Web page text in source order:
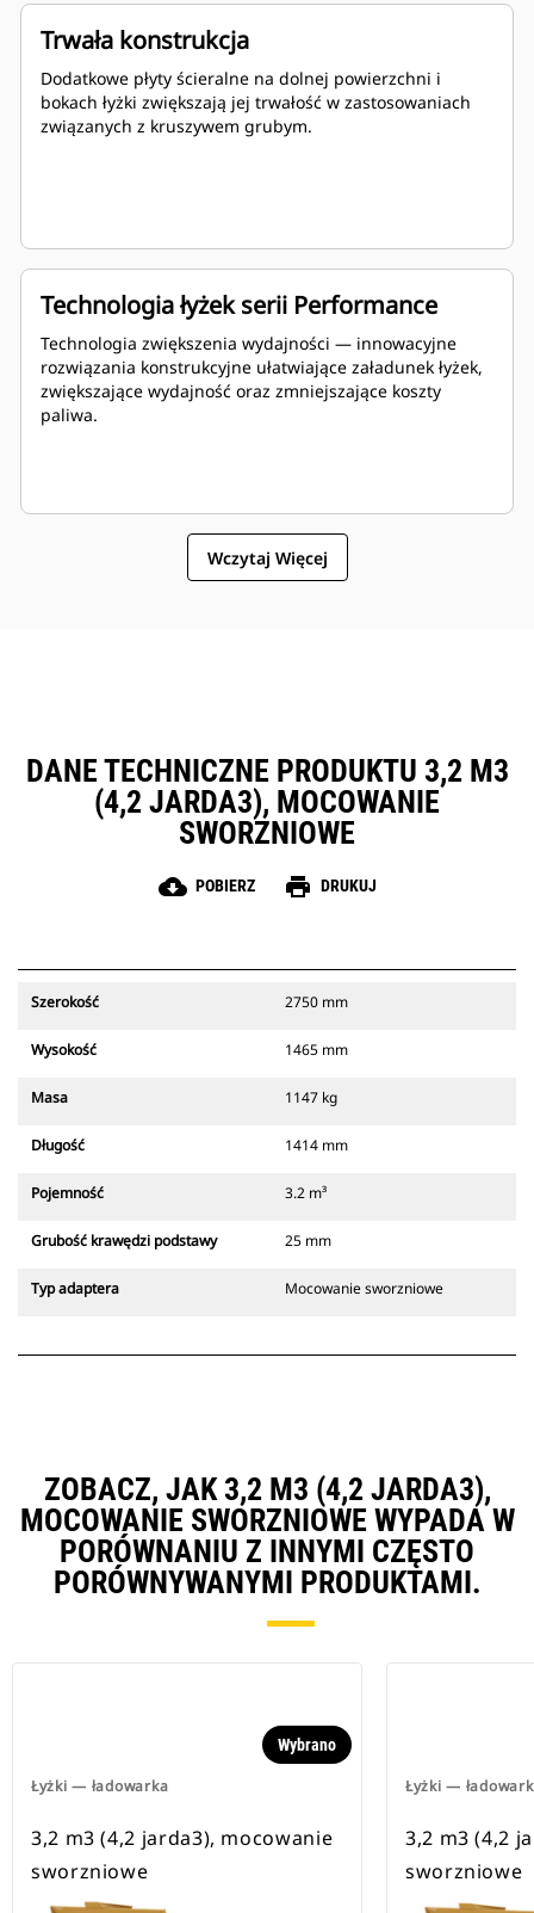
Trwała konstrukcja
Dodatkowe płyty ścieralne na dolnej powierzchni i
bokach łyżki zwiększają jej trwałość w zastosowaniach
związanych z kruszywem grubym.
Technologia łyżek serii Performance
Technologia zwiększenia wydajności — innowacyjne
rozwiązania konstrukcyjne ułatwiające załadunek łyżek,
zwiększające wydajność oraz zmniejszające koszty
paliwa.
Wczytaj Więcej
DANE TECHNICZNE PRODUKTU 3,2 M3
(4,2 JARDA3), MOCOWANIE
SWORZNIOWE
cloud_download POBIERZ print DRUKUJ
Szerokość 2750 mm
Wysokość 1465 mm
Masa 1147 kg
Długość 1414 mm
Pojemność 3.2 m³
Grubość krawędzi podstawy 25 mm
Typ adaptera Mocowanie sworzniowe
ZOBACZ, JAK 3,2 M3 (4,2 JARDA3),
MOCOWANIE SWORZNIOWE WYPADA W
PORÓWNANIU Z INNYMI CZĘSTO
PORÓWNYWANYMI PRODUKTAMI.
Łyżki — ładowarka
Wybrano
3,2 m3 (4,2 jarda3), mocowanie
sworzniowe
Łyżki —
3,2 m3 (4,2
sworzniowe